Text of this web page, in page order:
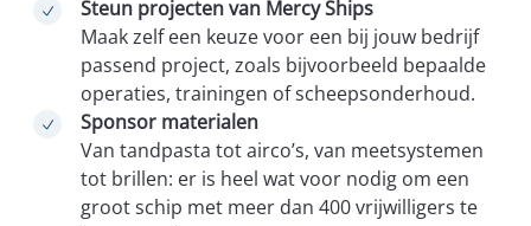
Steun projecten van Mercy Ships
Maak zelf een keuze voor een bij jouw bedrijf
passend project, zoals bijvoorbeeld bepaalde
operaties, trainingen of scheepsonderhoud.
Sponsor materialen
Van tandpasta tot airco’s, van meetsystemen
tot brillen: er is heel wat voor nodig om een
groot schip met meer dan 400 vrijwilligers te